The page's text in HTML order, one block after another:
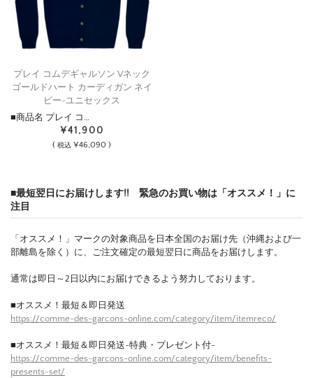
プレイ コムデギャルソン Vネック
ゴールドハート カーディガン ネイ
ビー-ユニセックス
■商品名 プレイ コ…
¥41,900
(税込 ¥46,090 )
■最短翌日にお届けします!! 緊急のお買い物は「オススメ！」に
注目
「オススメ！」マークの対象商品を日本全国のお届け先（沖縄および一
部離島を除く）に、ご注文確定の最短翌日に商品をお届けします。
通常は即日～2日以内にお届けできるよう努力しております。
■オススメ！最短＆即日発送
https://comme-des-garcons-online.com/category/item/itemreco/
■オススメ！最短＆即日発送-特典・プレゼント付-
https://comme-des-garcons-online.com/category/item/benefits-
presents-set/